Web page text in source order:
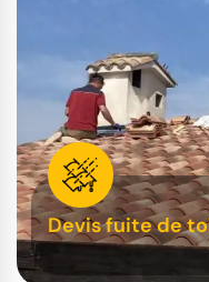
Devis fuite de